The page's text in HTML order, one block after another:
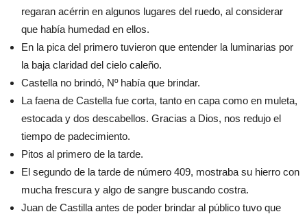
regaran acérrin en algunos lugares del ruedo, al considerar
que había humedad en ellos.
En la pica del primero tuvieron que entender la luminarias por
la baja claridad del cielo caleño.
Castella no brindó, Nº había que brindar.
La faena de Castella fue corta, tanto en capa como en muleta,
estocada y dos descabellos. Gracias a Dios, nos redujo el
tiempo de padecimiento.
Pitos al primero de la tarde.
El segundo de la tarde de número 409, mostraba su hierro con
mucha frescura y algo de sangre buscando costra.
Juan de Castilla antes de poder brindar al público tuvo que